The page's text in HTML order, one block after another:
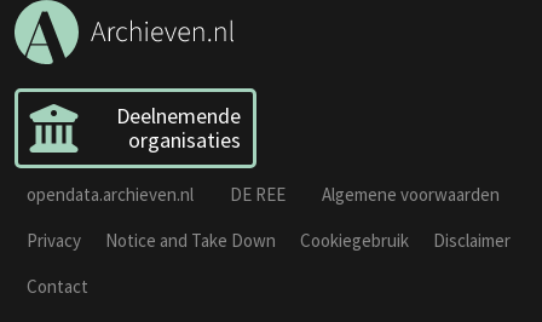
Deelnemende
organisaties
opendata.archieven.nl DE REE
Algemene voorwaarden
Privacy
Notice and Take Down Cookiegebruik
Disclaimer
Contact